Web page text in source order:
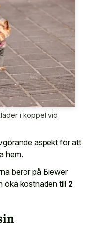
i koppel vid
aspekt för att
hem.
beror på Biewer
öka kostnaden till 2